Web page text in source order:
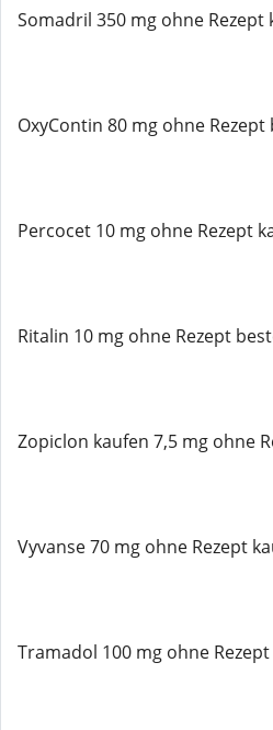
Somadril 350 mg ohne Rezept
OxyContin 80 mg ohne Rezept
Percocet 10 mg ohne Rezept
Ritalin 10 mg ohne Rezept
Zopiclon kaufen 7,5 mg ohne
Vyvanse 70 mg ohne Rezept
Tramadol 100 mg ohne